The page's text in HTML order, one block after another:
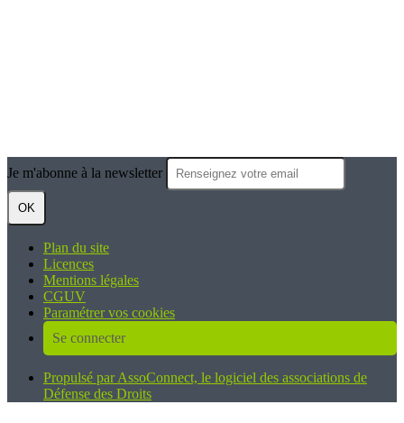
Je m'abonne à la newsletter
OK
Plan du site
Licences
Mentions légales
CGUV
Paramétrer vos cookies
Se connecter
Propulsé par AssoConnect, le logiciel des associations de
Défense des Droits